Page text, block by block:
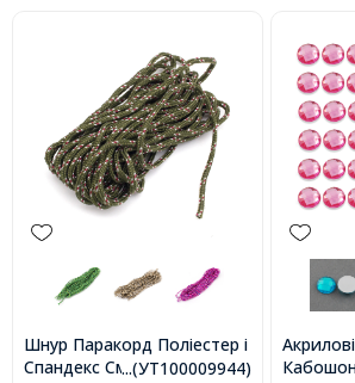
...(УТ100009944)
Шнур Паракорд Поліестер і
Спандекс Смугастий, Колір: